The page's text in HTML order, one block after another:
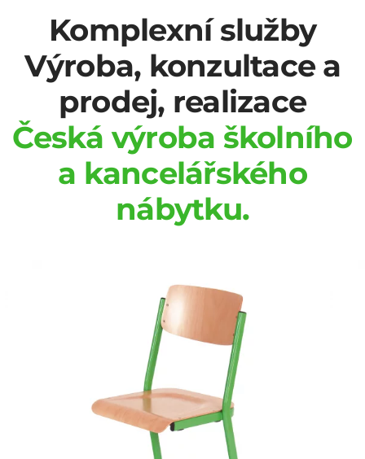
Komplexní služby
Výroba, konzultace a
prodej, realizace
Česká výroba školního
a kancelářského
nábytku.
MONA